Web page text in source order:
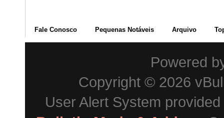
Fale Conosco Pequenas Notáveis Arquivo
Powered
Copyright © 2026
User Alert System